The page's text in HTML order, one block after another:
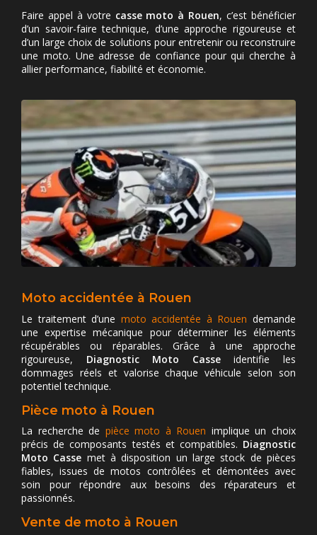
Faire appel à votre casse moto à Rouen, c’est bénéficier
d’un savoir-faire technique, d’une approche rigoureuse et
d’un large choix de solutions pour entretenir ou reconstruire
une moto. Une adresse de confiance pour qui cherche à
allier performance, fiabilité et économie.
Moto accidentée à Rouen
Le traitement d’une moto accidentée à Rouen demande
une expertise mécanique pour déterminer les éléments
récupérables ou réparables. Grâce à une approche
rigoureuse, Diagnostic Moto Casseidentifie les
dommages réels et valorise chaque véhicule selon son
potentiel technique.
Pièce moto à Rouen
La recherche de pièce moto à Rouen implique un choix
précis de composants testés et compatibles. Diagnostic
Moto Casse met à disposition un large stock de pièces
fiables, issues de motos contrôlées et démontées avec
soin pour répondre aux besoins des réparateurs et
passionnés.
Vente de moto à Rouen